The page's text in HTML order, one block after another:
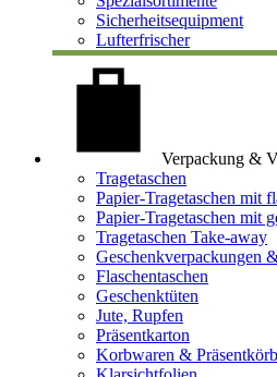
Sicherheitsequipment
Lufterfrischer
Verpackung &
Tragetaschen
Papier-Tragetaschen mit
Papier-Tragetaschen mit
Tragetaschen Take-away
Geschenkverpackungen
Flaschentaschen
Geschenktüten
Jute, Rupfen
Präsentkarton
Korbwaren &